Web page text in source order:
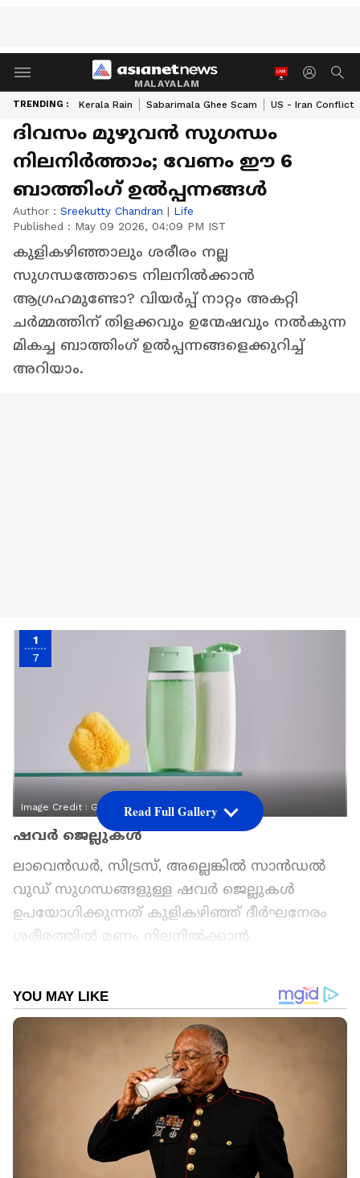
MALAYALAM
TRENDING : Kerala Rain Sabarimala Ghee Scam US - Iran Conflict
ദിവസം മുഴുവൻ സുഗന്ധം
നിലനിർത്താം; വേണം ഈ 6
ബാത്തിംഗ് ഉൽപ്പന്നങ്ങൾ
Author : Sreekutty Chandran | Life
Published : May 09 2026, 04:09 PM IST
കുളികഴിഞ്ഞാലും ശരീരം നല്ല
സുഗന്ധത്തോടെ നിലനിൽക്കാൻ
ആഗ്രഹമുണ്ടോ? വിയർപ്പ് നാറ്റം അകറ്റി
ചർമ്മത്തിന് തിളക്കവും ഉന്മേഷവും നൽകുന്ന
മികച്ച ബാത്തിംഗ് ഉൽപ്പന്നങ്ങളെക്കുറിച്ച്
അറിയാം.
1
7
Image Credit : Getty
ഷവർ ജെല്ലുകൾ
ലാവെൻഡർ, സിട്രസ്, അല്ലെങ്കിൽ സാൻഡൽ
വുഡ് സുഗന്ധങ്ങളുള്ള ഷവർ ജെല്ലുകൾ
ഉപയോഗിക്കുന്നത് കുളികഴിഞ്ഞ് ദീർഘനേരം
ശരീരത്തിൽ മണം നിലനിൽക്കാൻ
ഏഷ്യാനെറ്റ് ന്യൂസ് പ്രധാന വാർത്താ സ്രോതസായി
തെരഞ്ഞെടുക്കുക
Read Full Gallery